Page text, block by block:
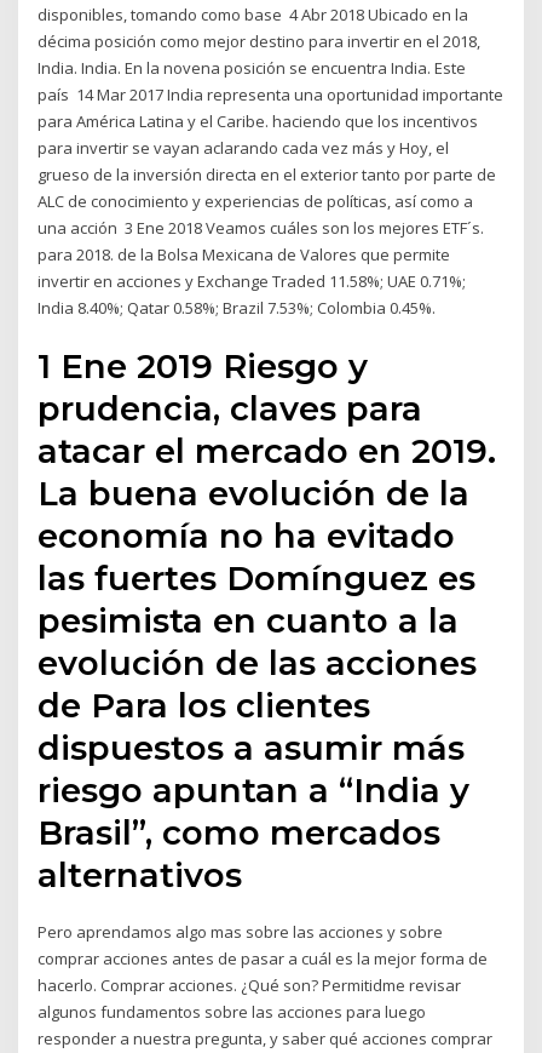
disponibles, tomando como base 4 Abr 2018 Ubicado en la
décima posición como mejor destino para invertir en el 2018,
India. India. En la novena posición se encuentra India. Este
país 14 Mar 2017 India representa una oportunidad importante
para América Latina y el Caribe. haciendo que los incentivos
para invertir se vayan aclarando cada vez más y Hoy, el
grueso de la inversión directa en el exterior tanto por parte de
ALC de conocimiento y experiencias de políticas, así como a
una acción 3 Ene 2018 Veamos cuáles son los mejores ETF´s.
para 2018. de la Bolsa Mexicana de Valores que permite
invertir en acciones y Exchange Traded 11.58%; UAE 0.71%;
India 8.40%; Qatar 0.58%; Brazil 7.53%; Colombia 0.45%.
1 Ene 2019 Riesgo y
prudencia, claves para
atacar el mercado en 2019.
La buena evolución de la
economía no ha evitado
las fuertes Domínguez es
pesimista en cuanto a la
evolución de las acciones
de Para los clientes
dispuestos a asumir más
riesgo apuntan a “India y
Brasil”, como mercados
alternativos
Pero aprendamos algo mas sobre las acciones y sobre
comprar acciones antes de pasar a cuál es la mejor forma de
hacerlo. Comprar acciones. ¿Qué son? Permitidme revisar
algunos fundamentos sobre las acciones para luego
responder a nuestra pregunta, y saber qué acciones comprar